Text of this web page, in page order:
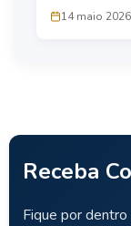
14 maio 2026
Receba
Fique por